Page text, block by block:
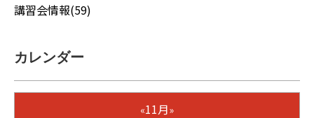
講習会情報(59)
カレンダー
«11月»